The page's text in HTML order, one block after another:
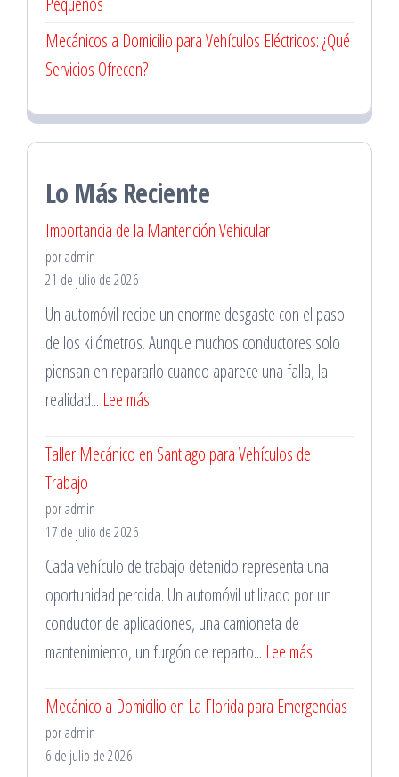
Mecánicos a Domicilio para Vehículos Eléctricos: ¿Qué
Servicios Ofrecen?
Lo Más Reciente
Importancia de la Mantención Vehicular
por admin
21 de julio de 2026
Un automóvil recibe un enorme desgaste con el paso
de los kilómetros. Aunque muchos conductores solo
piensan en repararlo cuando aparece una falla, la
realidad... Lee más
de
Taller Mecánico en Santiago para Vehículos de
Trabajo
por admin
17 de julio de 2026
Cada vehículo de trabajo detenido representa una
oportunidad perdida. Un automóvil utilizado por un
conductor de aplicaciones, una camioneta de
mantenimiento, un furgón de reparto... Lee más
Mecánico
Mecánico a Domicilio en La Florida para Emergencias
por admin
6 de julio de 2026